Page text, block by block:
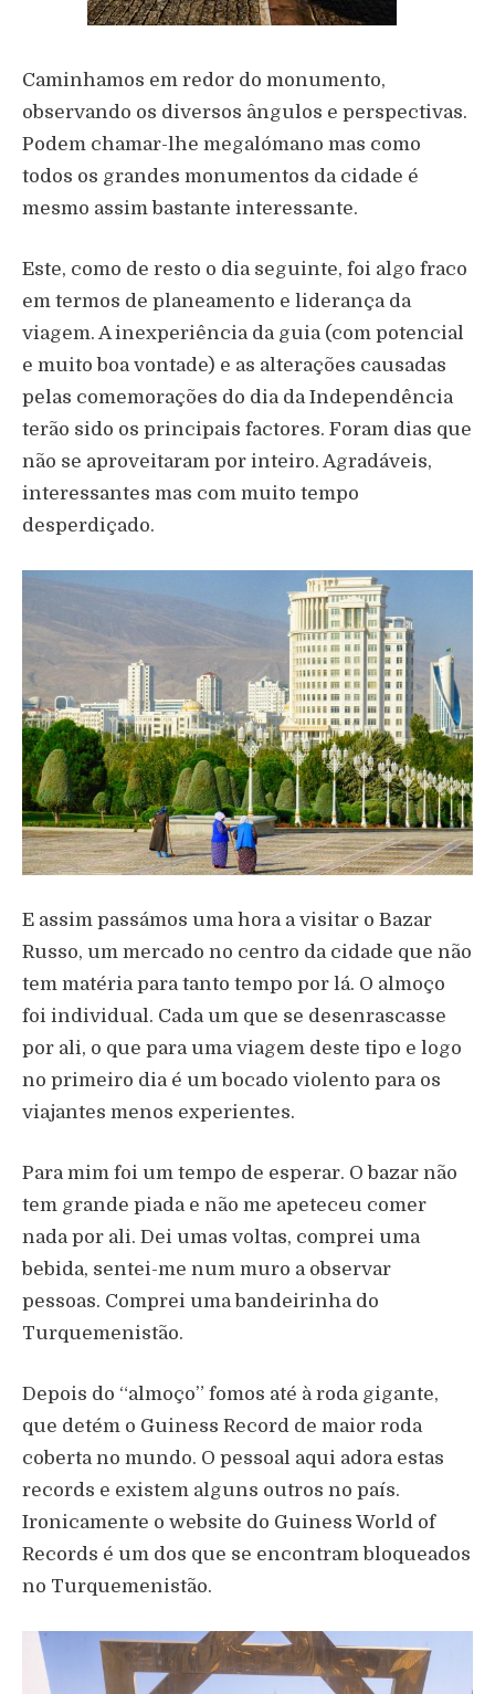
Caminhamos em redor do monumento,
observando os diversos ângulos e perspectivas.
Podem chamar-lhe megalómano mas como
todos os grandes monumentos da cidade é
mesmo assim bastante interessante.
Este, como de resto o dia seguinte, foi algo fraco
em termos de planeamento e liderança da
viagem. A inexperiência da guia (com potencial
e muito boa vontade) e as alterações causadas
pelas comemorações do dia da Independência
terão sido os principais factores. Foram dias que
não se aproveitaram por inteiro. Agradáveis,
interessantes mas com muito tempo
desperdiçado.
E assim passámos uma hora a visitar o Bazar
Russo, um mercado no centro da cidade que não
tem matéria para tanto tempo por lá. O almoço
foi individual. Cada um que se desenrascasse
por ali, o que para uma viagem deste tipo e logo
no primeiro dia é um bocado violento para os
viajantes menos experientes.
Para mim foi um tempo de esperar. O bazar não
tem grande piada e não me apeteceu comer
nada por ali. Dei umas voltas, comprei uma
bebida, sentei-me num muro a observar
pessoas. Comprei uma bandeirinha do
Turquemenistão.
Depois do “almoço” fomos até à roda gigante,
que detém o Guiness Record de maior roda
coberta no mundo. O pessoal aqui adora estas
records e existem alguns outros no país.
Ironicamente o website do Guiness World of
Records é um dos que se encontram bloqueados
no Turquemenistão.